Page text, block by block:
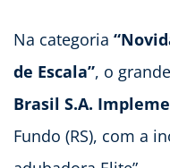
Na categoria
de Escala”, o
Brasil S.A.
Fundo (RS), com a